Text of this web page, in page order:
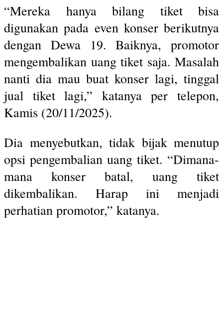
“Mereka hanya bilang tiket bisa
digunakan pada even konser berikutnya
dengan Dewa 19. Baiknya, promotor
mengembalikan uang tiket saja. Masalah
nanti dia mau buat konser lagi, tinggal
jual tiket lagi,” katanya per telepon,
Kamis (20/11/2025).
Dia menyebutkan, tidak bijak menutup
opsi pengembalian uang tiket. “Dimana-
mana konser batal, uang tiket
dikembalikan. Harap ini menjadi
perhatian promotor,” katanya.